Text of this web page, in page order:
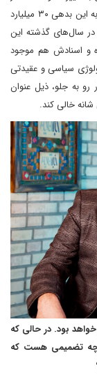
گذاشته نمی‌شود. اکنون که آخرین نخست‌وزیر اسد هم به این بدهی ۳۰ میلیارد
در سال‌های گذشته این
و اسنادش هم موجود
سیاسی و عقیدتی
رو به جلو، ذیل عنوان
هزار و 100 میلیارد دلار خواهد بود. در حالی که
چه تضمیمی هست که